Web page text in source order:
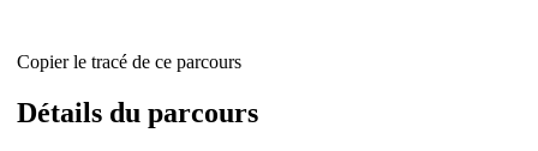
Copier le tracé de ce parcours
Détails du parcours